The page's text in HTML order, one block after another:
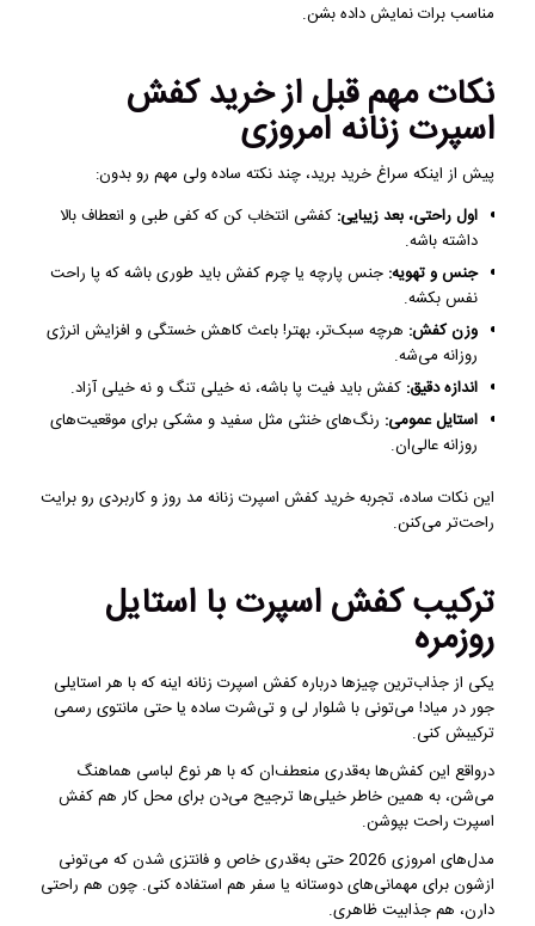
مناسب برات نمایش داده بشن.
نکات مهم قبل از خرید کفش
اسپرت زنانه امروزی
پیش از اینکه سراغ خرید برید، چند نکته ساده ولی مهم رو بدون:
اول راحتی، بعد زیبایی: کفشی انتخاب کن که کفی طبی و انعطاف بالا
داشته باشه.
جنس و تهویه: جنس پارچه یا چرم کفش باید طوری باشه که پا راحت
نفس بکشه.
وزن کفش: هرچه سبک‌تر، بهتر! باعث کاهش خستگی و افزایش انرژی
روزانه می‌شه.
اندازه دقیق: کفش باید فیت پا باشه، نه خیلی تنگ و نه خیلی آزاد.
استایل عمومی: رنگ‌های خنثی مثل سفید و مشکی برای موقعیت‌های
روزانه عالی‌ان.
این نکات ساده، تجربه خرید کفش اسپرت زنانه مد روز و کاربردی رو برایت
راحت‌تر می‌کنن.
ترکیب کفش اسپرت با استایل
روزمره
یکی از جذاب‌ترین چیزها درباره کفش اسپرت زنانه اینه که با هر استایلی
جور در میاد! می‌تونی با شلوار لی و تی‌شرت ساده یا حتی مانتوی رسمی
ترکیبش کنی.
درواقع این کفش‌ها به‌قدری منعطف‌ان که با هر نوع لباسی هماهنگ
می‌شن، به همین خاطر خیلی‌ها ترجیح می‌دن برای محل کار هم کفش
اسپرت راحت بپوشن.
مدل‌های امروزی 2026 حتی به‌قدری خاص و فانتزی شدن که می‌تونی
ازشون برای مهمانی‌های دوستانه یا سفر هم استفاده کنی. چون هم راحتی
دارن، هم جذابیت ظاهری.